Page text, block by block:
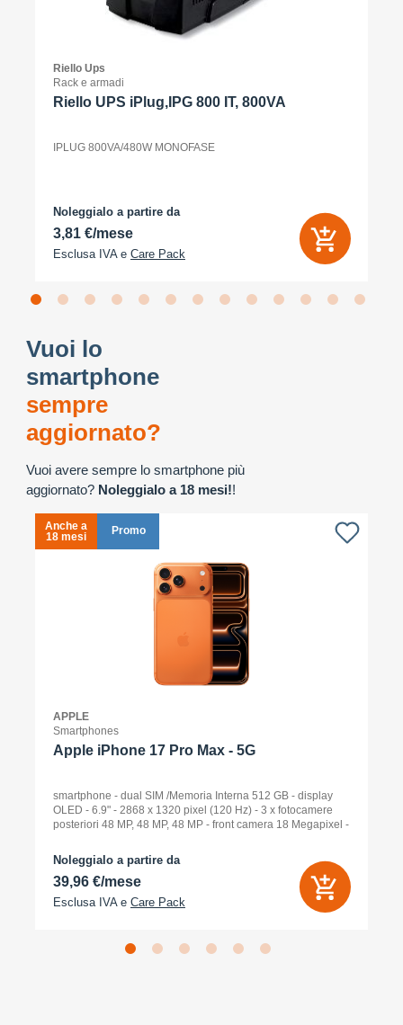
Riello Ups
Rack e armadi
Riello UPS iPlug,IPG 800 IT, 800VA
IPLUG 800VA/480W MONOFASE
Noleggialo a partire da
3,81 €/mese
Esclusa IVA e Care Pack
Vuoi lo
smartphone
sempre
aggiornato?
Vuoi avere sempre lo smartphone più
aggiornato? Noleggialo a 18 mesi!!
Anche a
18 mesi
Promo
APPLE
Smartphones
Apple iPhone 17 Pro Max - 5G
smartphone - dual SIM /Memoria Interna 512 GB - display
OLED - 6.9" - 2868 x 1320 pixel (120 Hz) - 3 x fotocamere
posteriori 48 MP, 48 MP, 48 MP - front camera 18 Megapixel -
Noleggialo a partire da
39,96 €/mese
Esclusa IVA e Care Pack